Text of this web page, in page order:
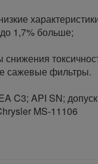
1,7% больше;
сажевые фильтры.
C3; API SN;
MS-11106